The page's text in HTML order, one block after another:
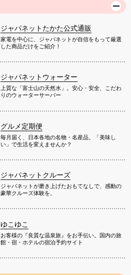
ジャパネットたかた公式通販
家電を中心に、ジャパネットが自信をもって厳選
した商品だけをご紹介！
ジャパネットウォーター
上質な「富士山の天然水」。安心・安全、こだわ
りのウォーターサーバー
グルメ定期便
毎月届く、日本各地の名物・名産品。「美味し
い」で生活を変えませんか？
ジャパネットクルーズ
ジャパネットが磨き上げたおもてなしで、感動の
豪華クルーズ体験を。
ゆこゆこ
お客様の『良質な温泉旅』をお手伝い。国内の旅
館・宿・ホテルの宿泊予約サイト